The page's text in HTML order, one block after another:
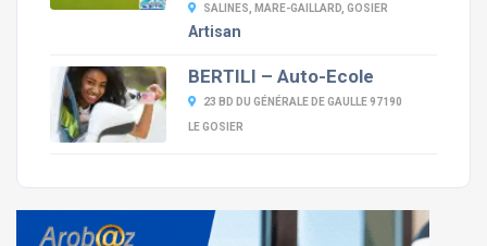
SALINES, MARE-GAILLARD, GOSIER
Artisan
BERTILI – Auto-Ecole
23 BD DU GÉNÉRALE DE GAULLE 97190
LE GOSIER